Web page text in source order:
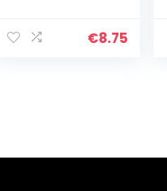
People | Fry,
€8.75